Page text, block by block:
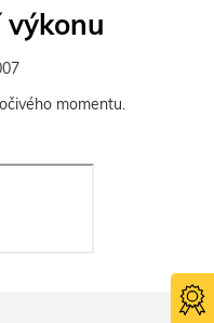
výkonu
momentu.